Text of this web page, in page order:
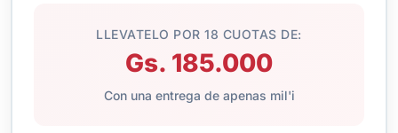
LLEVATELO POR 18 CUOTAS DE:
Gs. 185.000
Con una entrega de apenas mil'i